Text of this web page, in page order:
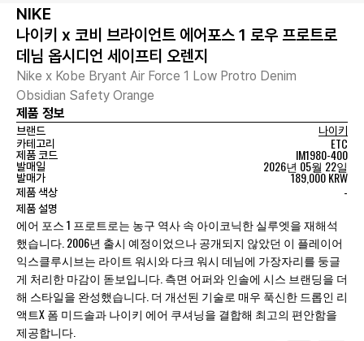
NIKE
나이키 x 코비 브라이언트 에어포스 1 로우 프로트로
데님 옵시디언 세이프티 오렌지
Nike x Kobe Bryant Air Force 1 Low Protro Denim
Obsidian Safety Orange
제품 정보
브랜드
나이키
카테고리
ETC
제품 코드 IM1980-400
발매일 2026년 05월 22일
발매가 189,000 KRW
제품 색상 -
제품 설명
에어 포스 1 프로트로는 농구 역사 속 아이코닉한 실루엣을 재해석
했습니다. 2006년 출시 예정이었으나 공개되지 않았던 이 플레이어
익스클루시브는 라이트 워시와 다크 워시 데님에 가장자리를 둥글
게 처리한 마감이 돋보입니다. 측면 어퍼와 인솔에 시스 브랜딩을 더
해 스타일을 완성했습니다. 더 개선된 기술로 매우 푹신한 드롭인 리
액트X 폼 미드솔과 나이키 에어 쿠셔닝을 결합해 최고의 편안함을
제공합니다.